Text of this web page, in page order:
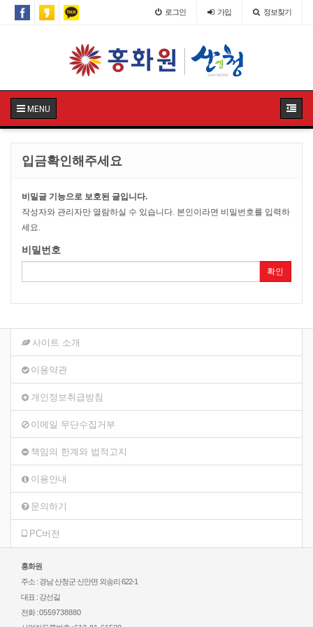
로그인 가입 정보찾기
MENU
입금확인해주세요
비밀글 기능으로 보호된 글입니다.
작성자와 관리자만 열람하실 수 있습니다. 본인이라면 비밀번호를 입력하
세요.
비밀번호
확인
사이트 소개
이용약관
개인정보취급방침
이메일 무단수집거부
책임의 한계와 법적고지
이용안내
문의하기
PC버전
홍화원
주소 : 경남 산청군 신안면 외송리 622-1
대표 : 강선길
전화 :0559738880